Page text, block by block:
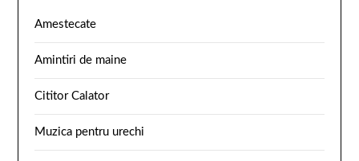
Amestecate
Amintiri de maine
Cititor Calator
Muzica pentru urechi